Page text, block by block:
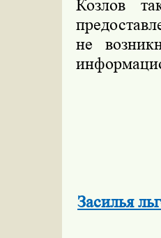
Козлов
не
Засилья